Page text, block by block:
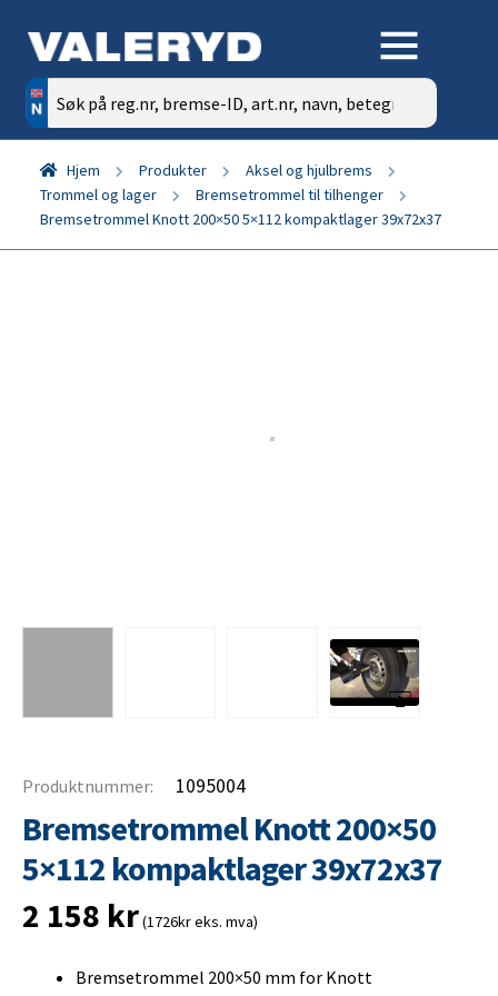
Søk
etter:
Hjem Produkter
Aksel og hjulbrems
Trommel og lager
Bremsetrommel til tilhenger
Bremsetrommel Knott 200×50 5×112 kompaktlager 39x72x37
Produktnummer: 1095004
Bremsetrommel Knott 200×50
5×112 kompaktlager 39x72x37
2 158 kr(1726kr eks. mva)
Bremsetrommel 200×50 mm for Knott